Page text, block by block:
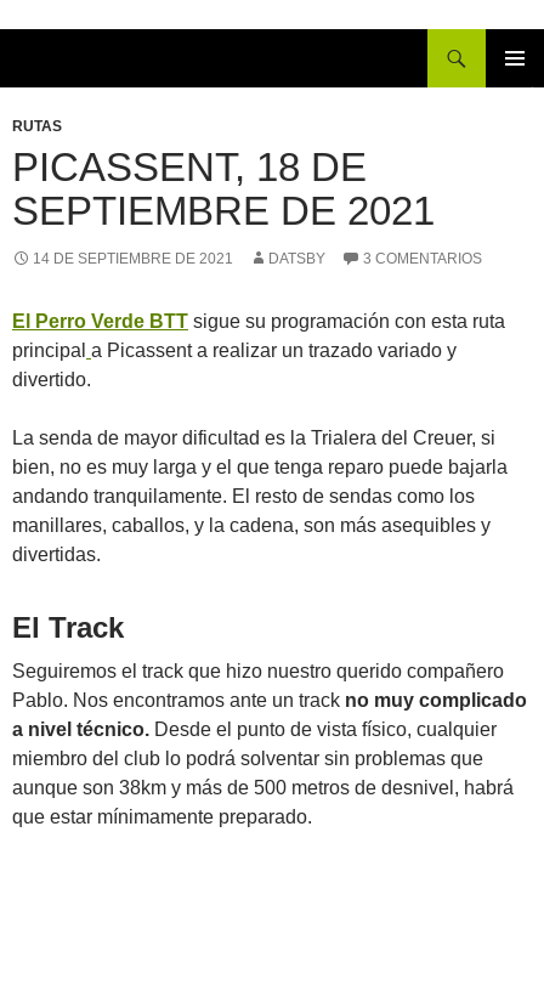
CONTENIDO
RUTAS
PICASSENT, 18 DE
SEPTIEMBRE DE 2021
14 DE SEPTIEMBRE DE 2021 DATSBY 3 COMENTARIOS
El Perro Verde BTT sigue su programación con esta ruta
principal a Picassent a realizar un trazado variado y
divertido.
La senda de mayor dificultad es la Trialera del Creuer, si
bien, no es muy larga y el que tenga reparo puede bajarla
andando tranquilamente. El resto de sendas como los
manillares, caballos, y la cadena, son más asequibles y
divertidas.
El Track
Seguiremos el track que hizo nuestro querido compañero
Pablo. Nos encontramos ante un track no muy complicado
a nivel técnico. Desde el punto de vista físico, cualquier
miembro del club lo podrá solventar sin problemas que
aunque son 38km y más de 500 metros de desnivel, habrá
que estar mínimamente preparado.